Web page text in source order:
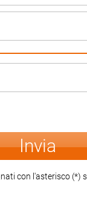
Invia
con l'asterisco (*)